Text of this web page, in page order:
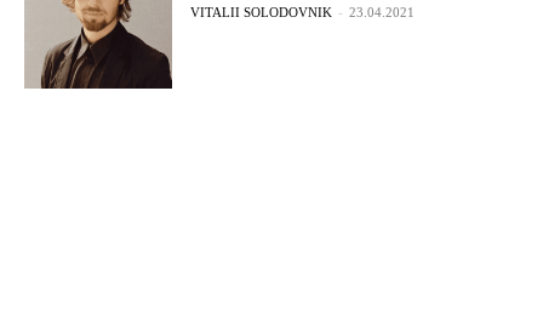
VITALII SOLODOVNIK - 23.04.2021